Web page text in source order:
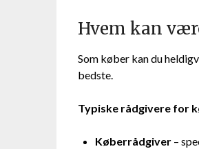
Hvem kan
Som køber kan du
bedste.
Typiske rådgivere for
Køberrådgiver –